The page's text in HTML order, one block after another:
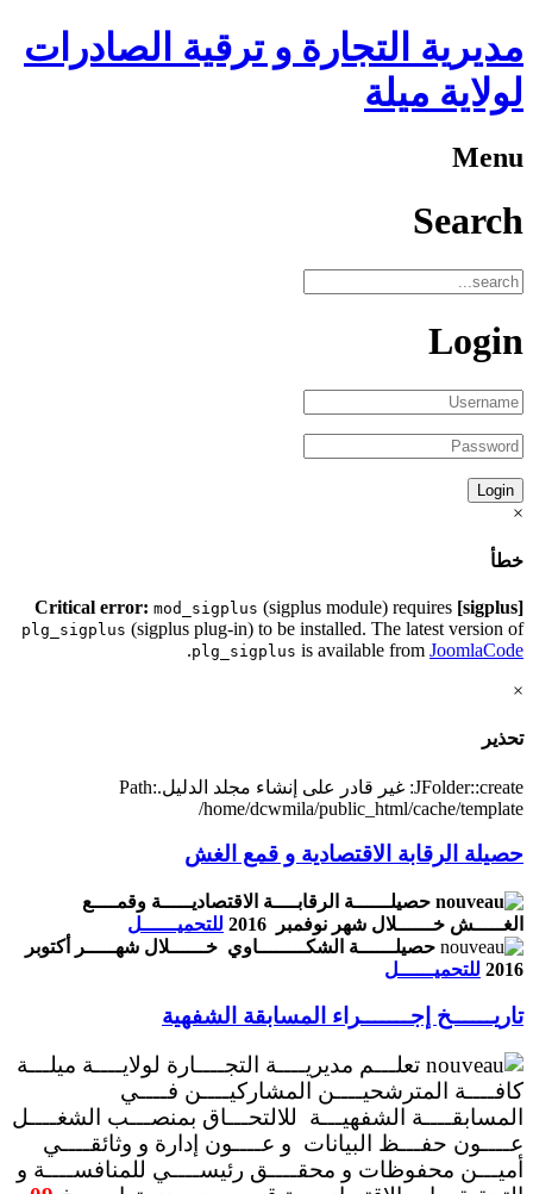
مديرية التجارة و ترقية الصادرات
لولاية ميلة
Menu
Search
Login
×
خطأ
[sigplus] Critical error:
mod_sigplus (sigplus module) requires
plg_sigplus (sigplus plug-in) to be installed. The latest version of
plg_sigplus is available from JoomlaCode
.
×
تحذير
JFolder::create: غير قادر على إنشاء مجلد الدليل.Path:
/home/dcwmila/public_html/cache/template
حصيلة الرقابة الاقتصادية و قمع الغش
حصيلــــــة الرقابــــة الاقتصاديـــــة وقمــــع
الغـــــش خــــــلال شهر نوفمبر 2016
للتحميــــــل
حصيلــــــة الشكــــــــاوي خــــــلال شهـــــر أكتوبر
2016 للتحميــــــل
تاريــــــخ إجـــــــراء المسابقة الشفهية
تعلـــم مديريــــة التجــــارة لولايــــة ميلـــة
كافــــة المترشحيــــن المشاركيــــن فــــي
المسابقــــة الشفهيـــة للالتحـــاق بمنصـــب الشغــــل
عــــون حفـــظ البيانات و عــــون إدارة و وثائقــــي
أميـــن محفوظات و محقــــق رئيســــي للمنافســــة و